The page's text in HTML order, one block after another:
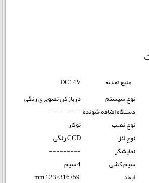
منبع تغذیه
DC14V
نوع سیستم
دربازکن تصویری رنگی
دستگاه اضافه شونده---------
نوع نصب
توکار
نوع لنز
CCDرنگی
نمایشگر
---------
سیم کشی
4 سیم
ابعاد